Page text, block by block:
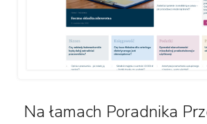
Na łamach Poradnika